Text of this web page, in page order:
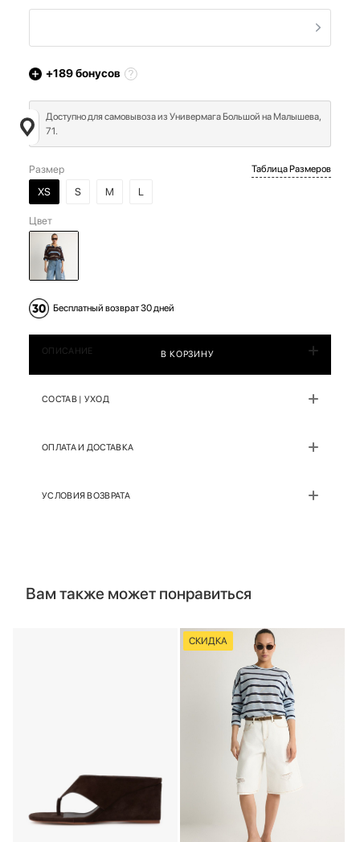
+189бонусов
Доступно для самовывоза из Универмага Большой на Малышева,
71.
Размер
XS
S M L
Таблица Размеров
Цвет
Бесплатный возврат 30 дней
В КОРЗИНУ
ОПИСАНИЕ
СОСТАВ | УХОД
ОПЛАТА И ДОСТАВКА
УСЛОВИЯ ВОЗВРАТА
Вам также может понравиться
СКИДКА